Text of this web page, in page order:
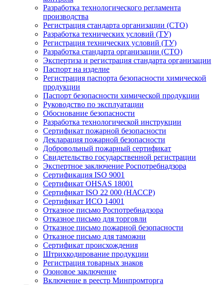
Разработка технологического регламента
производства
Регистрация стандарта организации (СТО)
Разработка технических условий (ТУ)
Регистрация технических условий (ТУ)
Разработка стандарта организации (СТО)
Экспертиза и регистрация стандарта организации
Паспорт на изделие
Регистрация паспорта безопасности химической
продукции
Паспорт безопасности химической продукции
Руководство по эксплуатации
Обоснование безопасности
Разработка технологической инструкции
Сертификат пожарной безопасности
Декларация пожарной безопасности
Добровольный пожарный сертификат
Свидетельство государственной регистрации
Экспертное заключение Роспотребнадзора
Сертификация ISO 9001
Сертификат OHSAS 18001
Сертификат ISO 22 000 (НАССР)
Сертификат ИСО 14001
Отказное письмо Роспотребнадзора
Отказное письмо для торговли
Отказное письмо пожарной безопасности
Отказное письмо для таможни
Сертификат происхождения
Штрихкодирование продукции
Регистрация товарных знаков
Озоновое заключение
Включение в реестр Минпромторга